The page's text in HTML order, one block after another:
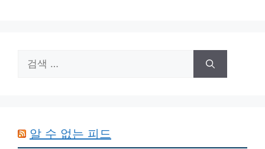
색:
알 수 없는 피드